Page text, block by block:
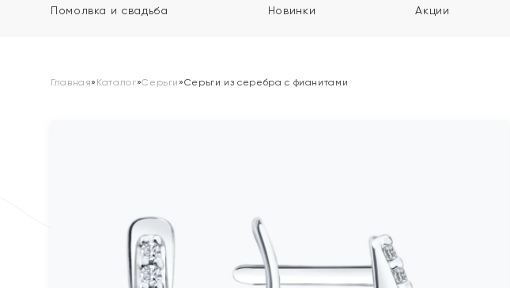
Помолвка и свадьба Новинки Акции
Главная» Каталог»Серьги »Серьги из серебра с фианитами